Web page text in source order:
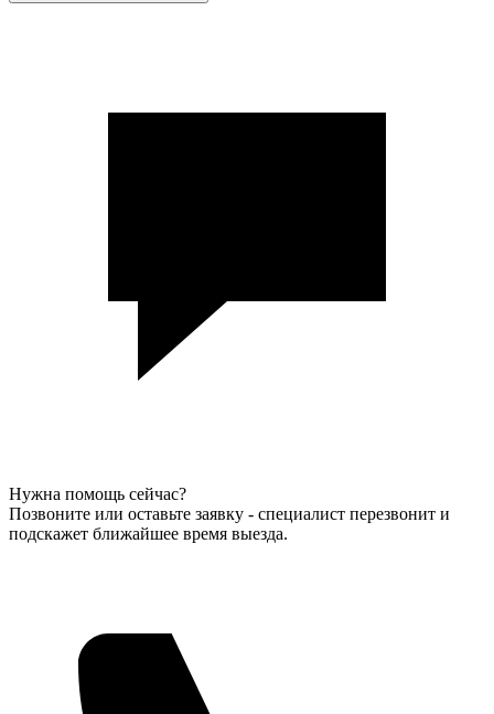
Нужна помощь сейчас?
Позвоните или оставьте заявку - специалист перезвонит и
подскажет ближайшее время выезда.